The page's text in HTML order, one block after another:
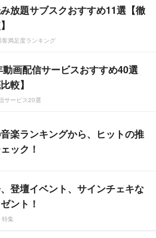
放題サブスクおすすめ11選【徹
客満足度ランキング
画配信サービスおすすめ40選
較】
サービス20選
楽ランキングから、ヒットの推
ック！
登壇イベント、サインチェキな
ント！
特集